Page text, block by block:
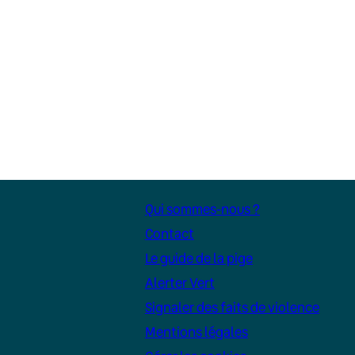
Qui sommes-nous ?
Contact
Le guide de la pige
Alerter Vert
Signaler des faits de violence
Mentions légales